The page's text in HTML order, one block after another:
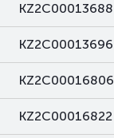
KZ2C00013688
KZ2C00013696
KZ2C00016806
KZ2C00016822